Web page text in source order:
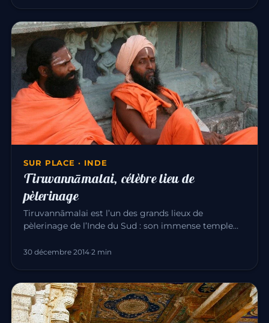
SUR PLACE · INDE
Tiruvannāmalai, célèbre lieu de
pèlerinage
Tiruvannāmalai est l’un des grands lieux de
pèlerinage de l’Inde du Sud : son immense temple
30 décembre 2014·2 min